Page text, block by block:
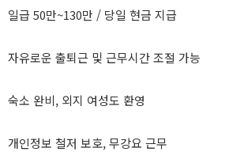
일급 50만~130만 / 당일 현금 지급
자유로운 출퇴근 및 근무시간 조절 가능
숙소 완비, 외지 여성도 환영
개인정보 철저 보호, 무강요 근무